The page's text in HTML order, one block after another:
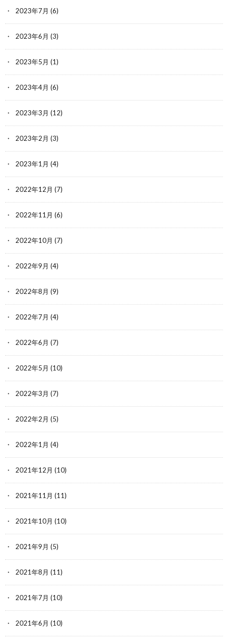
2023年7月 (6)
2023年6月 (3)
2023年5月 (1)
2023年4月 (6)
2023年3月 (12)
2023年2月 (3)
2023年1月 (4)
2022年12月 (7)
2022年11月 (6)
2022年10月 (7)
2022年9月 (4)
2022年8月 (9)
2022年7月 (4)
2022年6月 (7)
2022年5月 (10)
2022年3月 (7)
2022年2月 (5)
2022年1月 (4)
2021年12月 (10)
2021年11月 (11)
2021年10月 (10)
2021年9月 (5)
2021年8月 (11)
2021年7月 (10)
2021年6月 (10)